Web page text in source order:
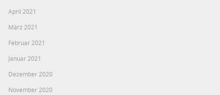
April 2021
März 2021
Februar 2021
Januar 2021
Dezember 2020
November 2020